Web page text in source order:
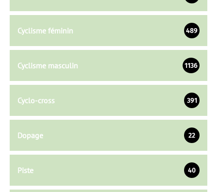
Cyclisme féminin 489
Cyclisme masculin 1136
Cyclo-cross 391
Dopage 22
Piste 40